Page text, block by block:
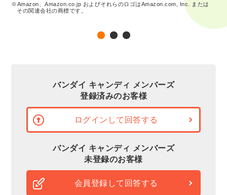
※Amazon、Amazon.co.jp およびそれらのロゴはAmazon.com, Inc. または
その関連会社の商標です。
バンダイ キャンディ メンバーズ
登録済みのお客様
ログインして回答する
バンダイ キャンディ メンバーズ
未登録のお客様
会員登録して回答する